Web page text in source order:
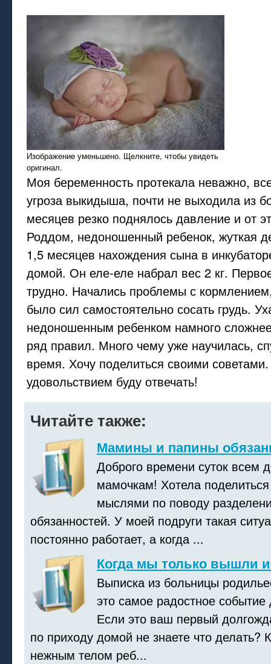
Изображение уменьшено. Щелкните, чтобы увидеть
оригинал.
Моя беременность протекала неважно,
угроза выкидыша, почти не выходила из
месяцев резко поднялось давление и от
Роддом, недоношенный ребенок, жуткая
1,5 месяцев нахождения сына в
домой. Он еле-еле набрал вес 2 кг.
трудно. Начались проблемы с
было сил самостоятельно сосать грудь.
недоношенным ребенком намного
ряд правил. Много чему уже научилась,
время. Хочу поделиться своими
удовольствием буду отвечать!
Читайте также:
Мамины и папины
Доброго времени суток всем
мамочкам! Хотела
мыслями по поводу
обязанностей. У моей подруги такая
постоянно работает, а когда ...
Когда мы только вышли
Выписка из больницы
это самое радостное
Если это ваш первый
по приходу домой не знаете что делать?
нежным телом реб...